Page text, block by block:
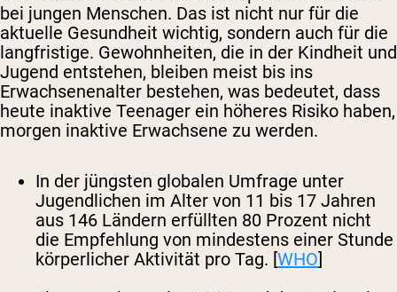
bei jungen Menschen. Das ist nicht nur für die
aktuelle Gesundheit wichtig, sondern auch für die
langfristige. Gewohnheiten, die in der Kindheit und
Jugend entstehen, bleiben meist bis ins
Erwachsenenalter bestehen, was bedeutet, dass
heute inaktive Teenager ein höheres Risiko haben,
morgen inaktive Erwachsene zu werden.
In der jüngsten globalen Umfrage unter
Jugendlichen im Alter von 11 bis 17 Jahren
aus 146 Ländern erfüllten 80 Prozent nicht
die Empfehlung von mindestens einer Stunde
körperlicher Aktivität pro Tag. [WHO]